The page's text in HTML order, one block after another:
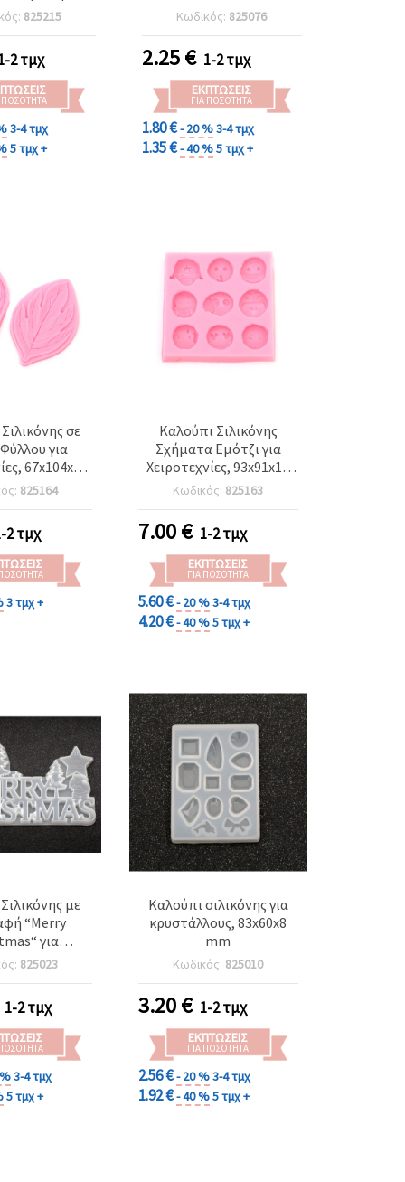
825215
2 τμχ
ΠΟΣΌΤΗΤΑ
3-4 τμχ
5 τμχ +
Σχημάτων για Χύτευση
με Ρητίνη & UV Εποξική,
DIY Κοσμήματα και
Χειροτεχνίες
Κωδικός: 825076
2.25€ 1-2 τμχ
ΕΚΠΤΏΣΕΙΣ
ΓΙΑ ΠΟΣΌΤΗΤΑ
1.80 €- 20 %3-4 τμχ
1.35 €- 40 %5 τμχ +
σε
για
67x104x14
mm825164
2 τμχ
3 τμχ +
Καλούπι Σιλικόνης
Σχήματα Εμότζι για
Χειροτεχνίες, 93x91x15
mm
Κωδικός: 825163
7.00€ 1-2 τμχ
ΕΚΠΤΏΣΕΙΣ
ΓΙΑ ΠΟΣΌΤΗΤΑ
5.60 €- 20 %3-4 τμχ
4.20 €- 40 %5 τμχ +
με
“Merry
για
290x150x15
mm
825023
1-2 τμχ
3-4 τμχ
5 τμχ +
Καλούπι σιλικόνης για
κρυστάλλους, 83x60x8
mm
Κωδικός: 825010
3.20€ 1-2 τμχ
ΕΚΠΤΏΣΕΙΣ
ΓΙΑ ΠΟΣΌΤΗΤΑ
2.56 €- 20 %3-4 τμχ
1.92 €- 40 %5 τμχ +